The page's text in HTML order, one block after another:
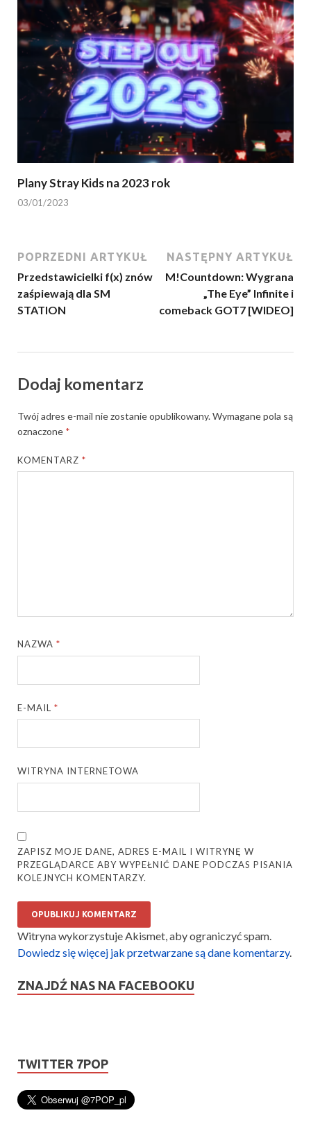
Plany Stray Kids na 2023 rok
03/01/2023
POPRZEDNI ARTYKUŁ
Przedstawicielki f(x) znów
zaśpiewają dla SM
STATION
NASTĘPNY ARTYKUŁ
M!Countdown: Wygrana
„The Eye” Infinite i
comeback GOT7 [WIDEO]
Dodaj komentarz
Twój adres e-mail nie zostanie opublikowany.Wymagane pola są
oznaczone *
KOMENTARZ*
NAZWA*
E-MAIL*
WITRYNA INTERNETOWA
ZAPISZ MOJE DANE, ADRES E-MAIL I WITRYNĘ W
PRZEGLĄDARCE ABY WYPEŁNIĆ DANE PODCZAS PISANIA
KOLEJNYCH KOMENTARZY.
Witryna wykorzystuje Akismet, aby ograniczyć spam.
Dowiedz się więcej jak przetwarzane są dane komentarzy.
ZNAJDŹ NAS NA FACEBOOKU
TWITTER 7POP